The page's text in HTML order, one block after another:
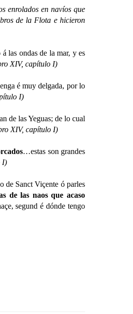
enrolados en navíos que
de la Flota e hicieron
ondas de la mar, y es
XIV, capítulo I)
é muy delgada, por lo
I)
las Yeguas; de lo cual
XIV, capítulo I)
…estas son grandes
I)
Sanct Viçente ó parles
de las naos que acaso
segund é dónde tengo